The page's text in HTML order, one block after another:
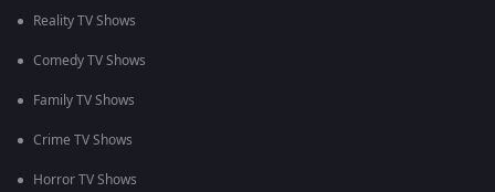
Reality TV Shows
Comedy TV Shows
Family TV Shows
Crime TV Shows
Horror TV Shows